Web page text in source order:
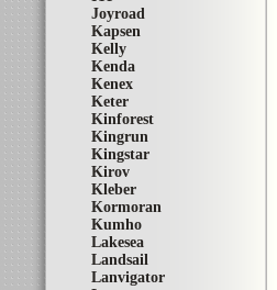
Joyroad
Kapsen
Kelly
Kenda
Kenex
Keter
Kinforest
Kingrun
Kingstar
Kirov
Kleber
Kormoran
Kumho
Lakesea
Landsail
Lanvigator